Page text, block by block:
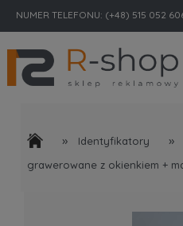
NUMER TELEFONU: (+48) 515 052
» Identyfikatory »
grawerowane z okienkiem +